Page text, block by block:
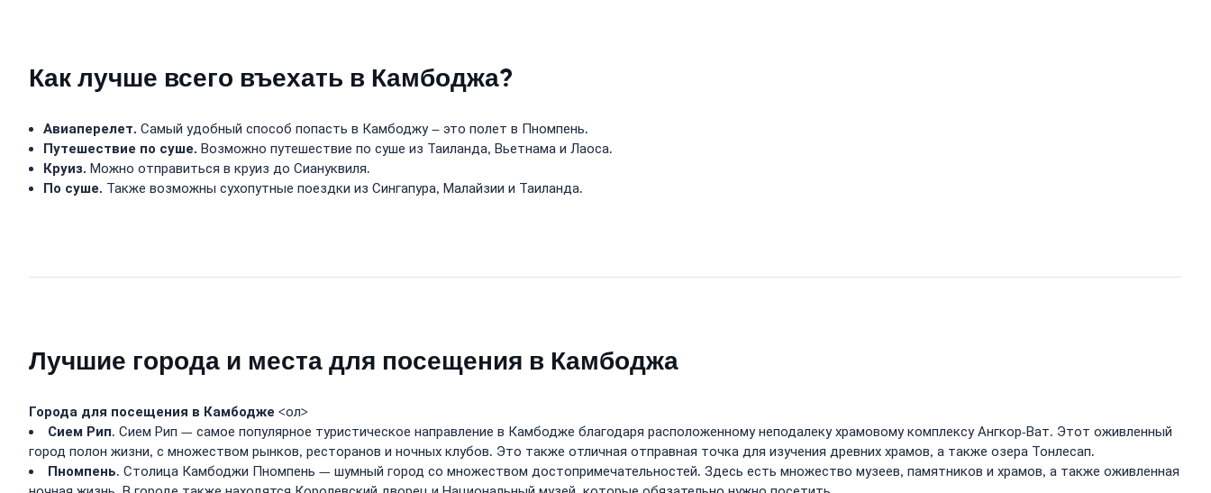
Как лучше всего въехать в Камбоджа?
Авиаперелет. Самый удобный способ попасть в Камбоджу – это полет в Пномпень.
Путешествие по суше. Возможно путешествие по суше из Таиланда, Вьетнама и Лаоса.
Круиз. Можно отправиться в круиз до Сиануквиля.
По суше. Также возможны сухопутные поездки из Сингапура, Малайзии и Таиланда.
Лучшие города и места для посещения в Камбоджа
Города для посещения в Камбодже <ол>
Сием Рип. Сием Рип — самое популярное туристическое направление в Камбодже благодаря расположенному неподалеку храмовому комплексу Ангкор-Ват. Этот оживленный
город полон жизни, с множеством рынков, ресторанов и ночных клубов. Это также отличная отправная точка для изучения древних храмов, а также озера Тонлесап.
Пномпень. Столица Камбоджи Пномпень — шумный город со множеством достопримечательностей. Здесь есть множество музеев, памятников и храмов, а также оживленная